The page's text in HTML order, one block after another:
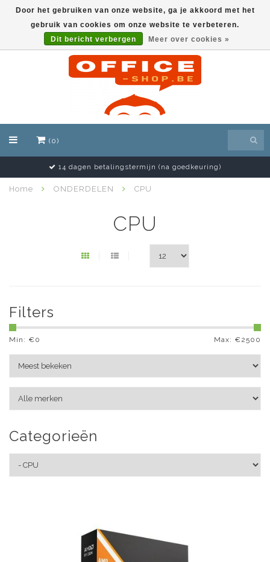
(0)
14 dagen retourrecht (excl. transportkost)
Home ONDERDELEN CPU
CPU
Filters
Min: €0 Max: €2500
Categorieën
Door het gebruiken van onze website, ga je akkoord met het
gebruik van cookies om onze website te verbeteren.
Dit bericht verbergen
Meer over cookies »